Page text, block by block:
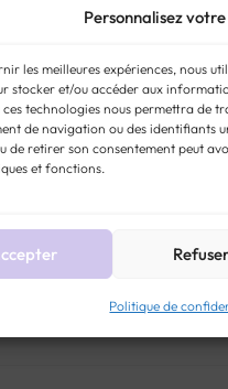
Personnalisez
les meilleures expériences, nous
stocker et/ou accéder aux
technologies nous permettra de
de navigation ou des identifiants
de retirer son consentement peut
et fonctions.
Refuser
Politique de